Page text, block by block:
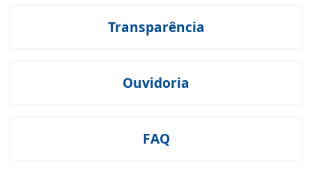
Transparência
Ouvidoria
FAQ